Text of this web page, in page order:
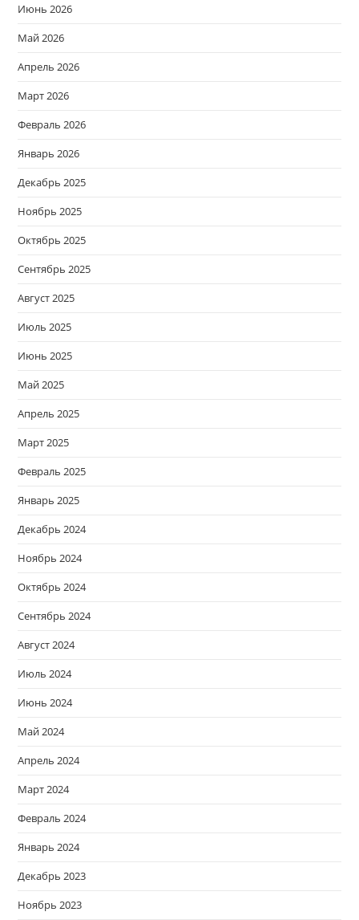
Июнь 2026
Май 2026
Апрель 2026
Март 2026
Февраль 2026
Январь 2026
Декабрь 2025
Ноябрь 2025
Октябрь 2025
Сентябрь 2025
Август 2025
Июль 2025
Июнь 2025
Май 2025
Апрель 2025
Март 2025
Февраль 2025
Январь 2025
Декабрь 2024
Ноябрь 2024
Октябрь 2024
Сентябрь 2024
Август 2024
Июль 2024
Июнь 2024
Май 2024
Апрель 2024
Март 2024
Февраль 2024
Январь 2024
Декабрь 2023
Ноябрь 2023